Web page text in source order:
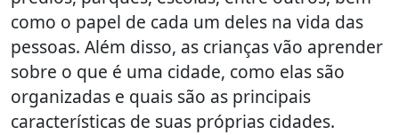
como o papel de cada um deles na vida das
pessoas. Além disso, as crianças vão aprender
sobre o que é uma cidade, como elas são
organizadas e quais são as principais
características de suas próprias cidades.